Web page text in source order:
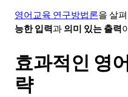
영어교육 연구방법론을 살
능한 입력과 의미 있는 출력
효과적인 영
략